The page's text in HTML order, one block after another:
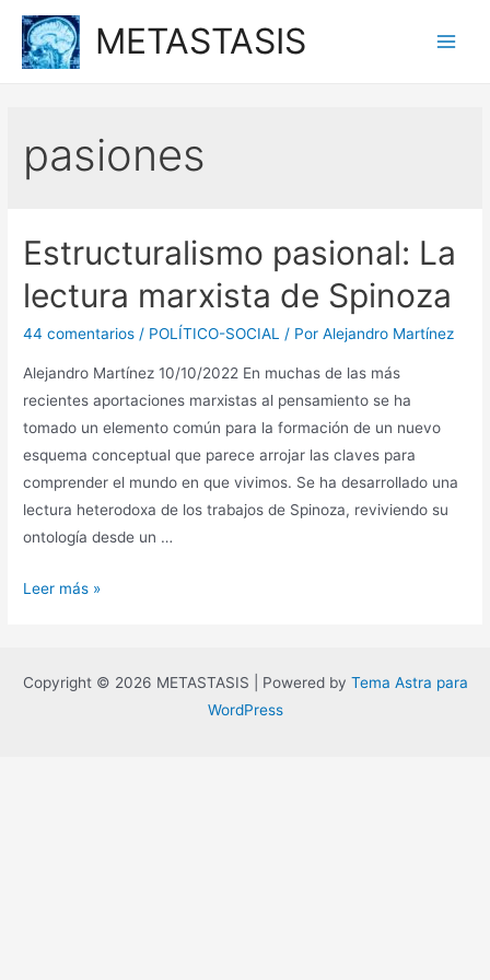
contenido
METASTASIS
pasiones
Estructuralismo pasional: La
lectura marxista de Spinoza
44 comentarios / POLÍTICO-SOCIAL / PorAlejandro Martínez
Alejandro Martínez 10/10/2022 En muchas de las más
recientes aportaciones marxistas al pensamiento se ha
tomado un elemento común para la formación de un nuevo
esquema conceptual que parece arrojar las claves para
comprender el mundo en que vivimos. Se ha desarrollado una
lectura heterodoxa de los trabajos de Spinoza, reviviendo su
ontología desde un …
Estructuralismo
marxista
Leer más »
Copyright © 2026 METASTASIS | Powered by Tema Astra para
WordPress